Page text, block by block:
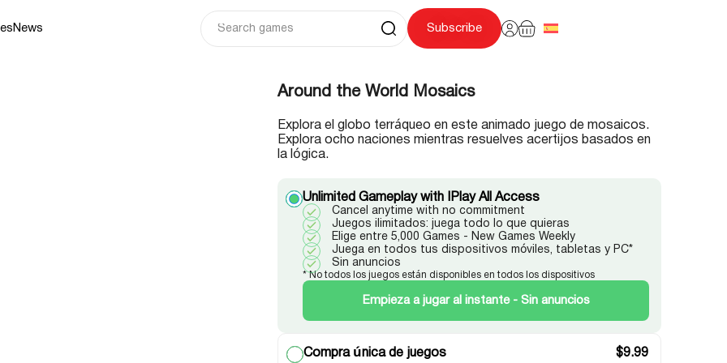
News Subscribe
Around the World Mosaics
Unlimited Gameplay with IPlay All Access
Cancel anytime with no commitment
Juegos ilimitados: juega todo lo que quieras
Elige entre 5,000 Games - New Games Weekly
Juega en todos tus dispositivos móviles, tabletas y PC*
Sin anuncios
* No todos los juegos están disponibles en todos los dispositivos
Empieza a jugar al instante - Sin anuncios
Compra única de juegos $9.99
Explora el globo terráqueo en este animado juego de mosaicos.
Explora ocho naciones mientras resuelves acertijos basados en
la lógica.